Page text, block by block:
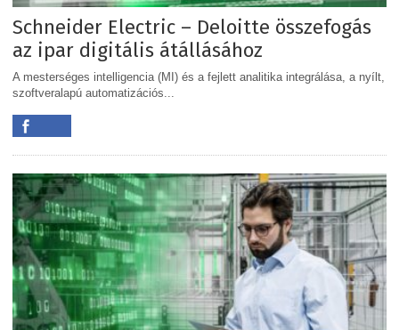
Schneider Electric – Deloitte összefogás
az ipar digitális átállásához
A mesterséges intelligencia (MI) és a fejlett analitika integrálása, a nyílt,
szoftveralapú automatizációs...